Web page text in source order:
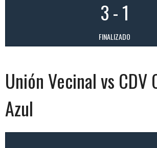
3-1
FINALIZADO
Unión Vecinal vs CDV
Azul